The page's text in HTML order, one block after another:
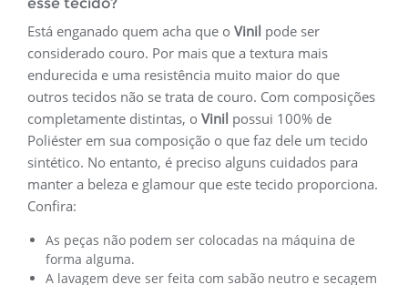
esse tecido?
Está enganado quem acha que o Vinil pode ser
considerado couro. Por mais que a textura mais
endurecida e uma resistência muito maior do que
outros tecidos não se trata de couro. Com composições
completamente distintas, o Vinil possui 100% de
Poliéster em sua composição o que faz dele um tecido
sintético. No entanto, é preciso alguns cuidados para
manter a beleza e glamour que este tecido proporciona.
Confira:
As peças não podem ser colocadas na máquina de
forma alguma.
A lavagem deve ser feita com sabão neutro e secagem